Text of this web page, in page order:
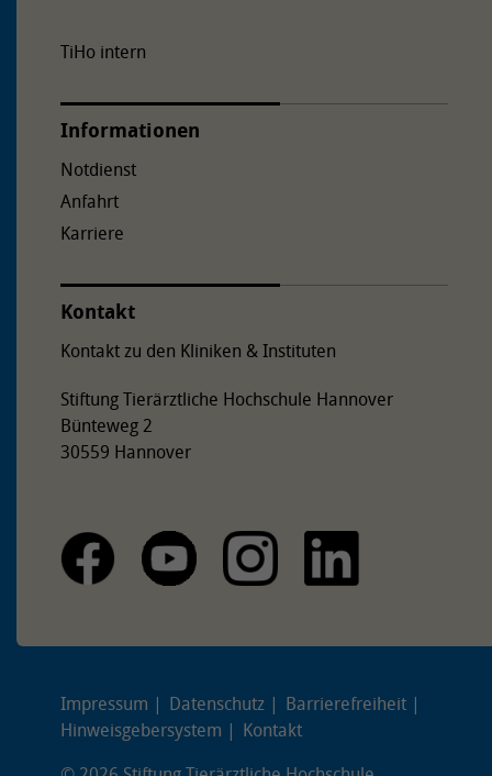
TiHo intern
Informationen
Notdienst
Anfahrt
Karriere
Kontakt
Kontakt zu den Kliniken & Instituten
Stiftung Tierärztliche Hochschule Hannover
Bünteweg 2
30559 Hannover
Impressum Datenschutz
Barrierefreiheit
Hinweisgebersystem
Kontakt